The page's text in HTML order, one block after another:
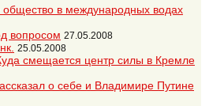
общество в международных водах
вопросом 27.05.2008
25.05.2008
смещается центр силы в Кремле
о себе и Владимире Путине